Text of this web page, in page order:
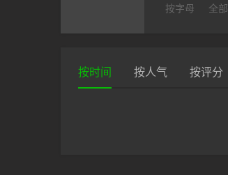
按字母 全部
按时间 按人气 按评分